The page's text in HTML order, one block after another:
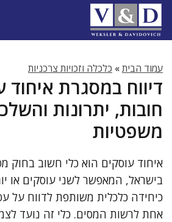
לדלג
לתוכן
עמוד הבית» כלכלה וזכויות צרכניות
דיווח במסגרת איחוד
חובות, יתרונות
משפטיות
איחוד עוסקים הוא כלי חשוב בחוק
בישראל, המאפשר לשני עוסקים או
כיחידה כלכלית משותפת לדווח על
אחת לרשות המסים. כלי זה נועד